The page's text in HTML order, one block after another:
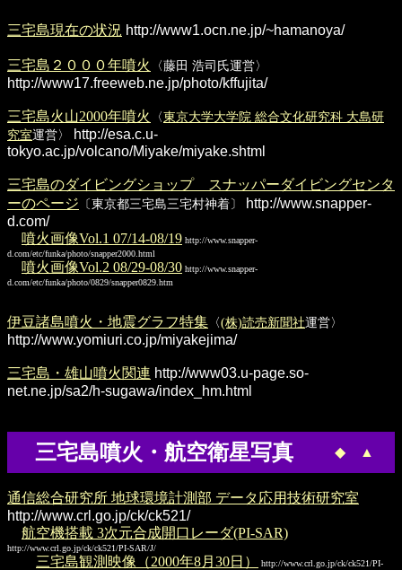
三宅島現在の状況 http://www1.ocn.ne.jp/~hamanoya/
三宅島２０００年噴火 〈藤田 浩司氏運営〉
http://www17.freeweb.ne.jp/photo/kffujita/
三宅島火山2000年噴火 〈東京大学大学院 総合文化研究科 大島研
究室運営〉
http://esa.c.u-
tokyo.ac.jp/volcano/Miyake/miyake.shtml
三宅島のダイビングショップ スナッパーダイビングセンタ
ーのページ 〔東京都三宅島三宅村神着〕
http://www.snapper-
d.com/
噴火画像Vol.1 07/14-08/19 http://www.snapper-
d.com/etc/funka/photo/snapper2000.html
噴火画像Vol.2 08/29-08/30 http://www.snapper-
d.com/etc/funka/photo/0829/snapper0829.htm
伊豆諸島噴火・地震グラフ特集 〈(株)読売新聞社運営〉
http://www.yomiuri.co.jp/miyakejima/
三宅島・雄山噴火関連 http://www03.u-page.so-
net.ne.jp/sa2/h-sugawa/index_hm.html
三宅島噴火・航空衛星写真 ◆ ▲
通信総合研究所 地球環境計測部 データ応用技術研究室
http://www.crl.go.jp/ck/ck521/
航空機搭載 3次元合成開口レーダ(PI-SAR)
http://www.crl.go.jp/ck/ck521/PI-SAR/J/
三宅島観測映像（2000年8月30日）
http://www.crl.go.jp/ck/ck521/PI-